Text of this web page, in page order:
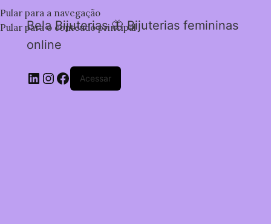
Pular para a navegação
Pular para o conteúdo principal
Bela Bijuterias 🦋 Bijuterias femininas
online
Acessar